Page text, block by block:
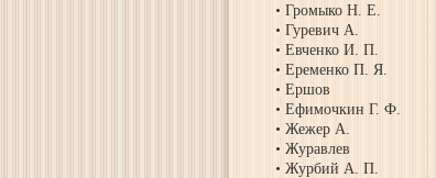
Громыко Н. Е.
Гуревич А.
Евченко И. П.
Еременко П. Я.
Ершов
Ефимочкин Г. Ф.
Жежер А.
Журавлев
Журбий А. П.